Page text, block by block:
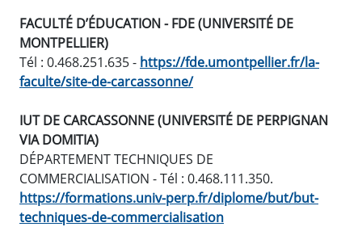
FACULTÉ D’ÉDUCATION - FDE (UNIVERSITÉ DE
MONTPELLIER)
Tél : 0.468.251.635 - https://fde.umontpellier.fr/la-
faculte/site-de-carcassonne/
IUT DE CARCASSONNE (UNIVERSITÉ DE PERPIGNAN
VIA DOMITIA)
DÉPARTEMENT TECHNIQUES DE
COMMERCIALISATION - Tél : 0.468.111.350.
https://formations.univ-perp.fr/diplome/but/but-
techniques-de-commercialisation